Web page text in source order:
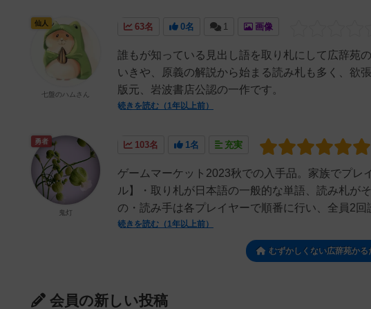
63名 0名 1 画像
誰もが知っている見出し語を取り札にして広辞苑
いきや、原義の解説から始まる読み札も多く、欲
版元、岩波書店公認の一作です。
続きを読む（1年以上前）
仙人
七盤のハムさん
103名 1名 充実
ゲームマーケット2023秋での入手品。家族でプ
ル】・取り札が日本語の一般的な単語、読み札が
の・読み手は各プレイヤーで順番に行い、全員2
続きを読む（1年以上前）
勇者
鬼灯
むずかしくない広辞苑かる
会員の新しい投稿